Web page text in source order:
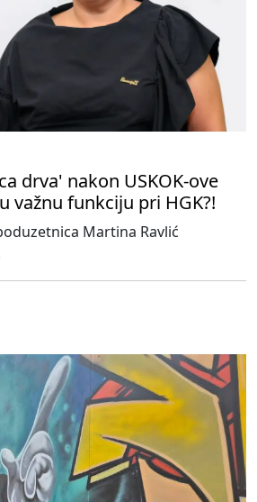
drva' nakon USKOK-ove
važnu funkciju pri HGK?!
Martina Ravlić